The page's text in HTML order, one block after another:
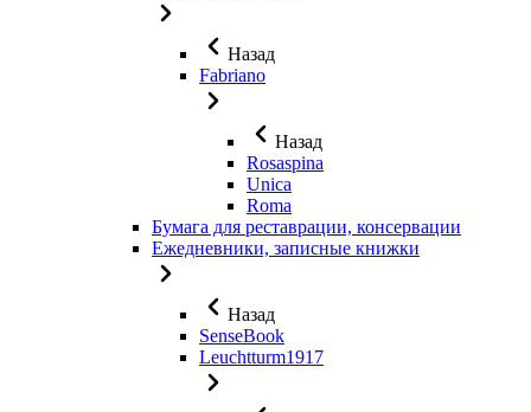
Назад
Fabriano
Назад
Rosaspina
Unica
Roma
Бумага для реставрации, консервации
Ежедневники, записные книжки
Назад
SenseBook
Leuchtturm1917